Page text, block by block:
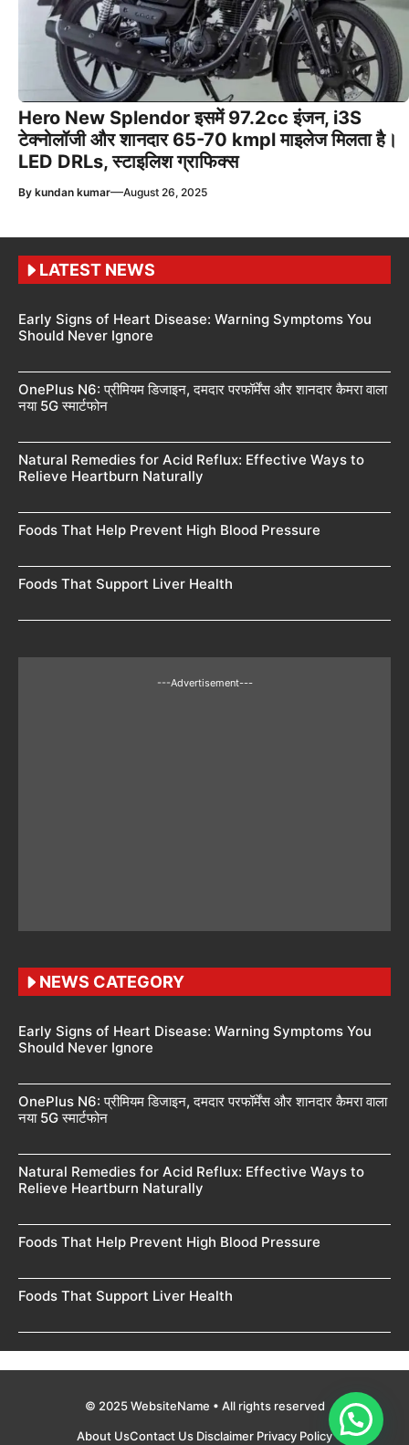
Hero New Splendor इसमें 97.2cc इंजन, i3S
टेक्नोलॉजी और शानदार 65-70 kmpl माइलेज मिलता है।
LED DRLs, स्टाइलिश ग्राफिक्स
By kundan kumar—August 26, 2025
LATEST NEWS
Early Signs of Heart Disease: Warning Symptoms You
Should Never Ignore
OnePlus N6: प्रीमियम डिजाइन, दमदार परफॉर्मेंस और शानदार कैमरा वाला
नया 5G स्मार्टफोन
Natural Remedies for Acid Reflux: Effective Ways to
Relieve Heartburn Naturally
Foods That Help Prevent High Blood Pressure
Foods That Support Liver Health
---Advertisement---
NEWS CATEGORY
Early Signs of Heart Disease: Warning Symptoms You
Should Never Ignore
OnePlus N6: प्रीमियम डिजाइन, दमदार परफॉर्मेंस और शानदार कैमरा वाला
नया 5G स्मार्टफोन
Natural Remedies for Acid Reflux: Effective Ways to
Relieve Heartburn Naturally
Foods That Help Prevent High Blood Pressure
Foods That Support Liver Health
© 2025 WebsiteName • All rights reserved
About UsContact Us Disclaimer Privacy Policy